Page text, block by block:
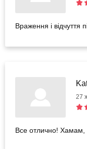
Враження і відчуття
27
Все отлично!